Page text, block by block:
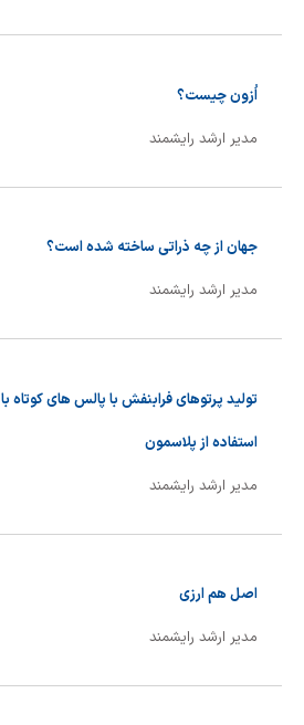
اُزون چیست؟
مدیر ارشد رایشمند
جهان از چه ذراتی ساخته شده است؟
مدیر ارشد رایشمند
تولید پرتوهای فرابنفش با پالس های کوتاه با
استفاده از پلاسمون
مدیر ارشد رایشمند
اصل هم ارزی
مدیر ارشد رایشمند
شیمی سبز